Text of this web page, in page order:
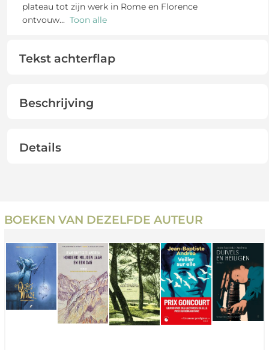
plateau tot zijn werk in Rome en Florence
ontvouw... Toon alle
Tekst achterflap
Beschrijving
Details
BOEKEN VAN DEZELFDE AUTEUR